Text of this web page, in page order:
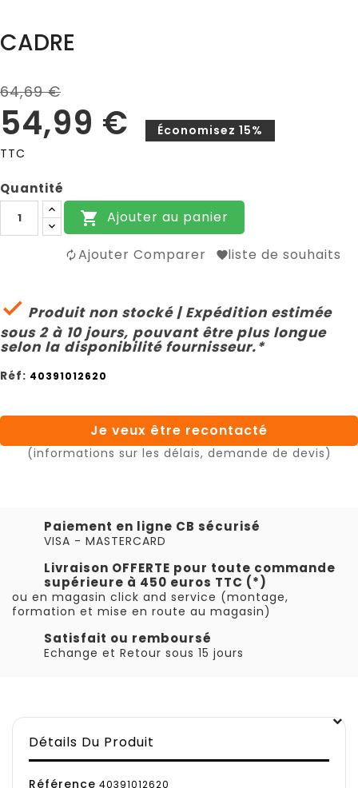
CADRE
64,69 €
54,99 €
Économisez 15%
TTC
Quantité
 Ajouter au panier
Ajouter Comparer liste de souhaits
 Produit non stocké | Expédition estimée
sous 2 à 10 jours, pouvant être plus longue
selon la disponibilité fournisseur.*
Réf: 40391012620
Je veux être recontacté
(informations sur les délais, demande de devis)
Paiement en ligne CB sécurisé
VISA - MASTERCARD
Livraison OFFERTE pour toute commande
supérieure à 450 euros TTC (*)
ou en magasin click and service (montage,
formation et mise en route au magasin)
Satisfait ou remboursé
Echange et Retour sous 15 jours
Détails Du Produit
Référence 40391012620